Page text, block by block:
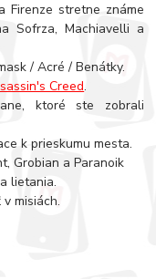
Firenze stretne známe
Sofrza, Machiavelli a
/ Acré / Benátky.
Creed.
ktoré ste zobrali
k prieskumu mesta.
Grobian a Paranoik
lietania.
misiách.